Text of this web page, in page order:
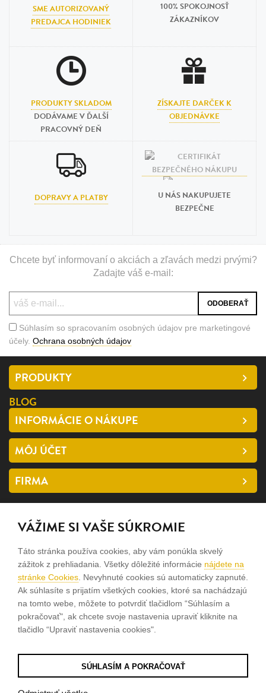
SME AUTORIZOVANÝ
PREDAJCA HODINIEK
100% SPOKOJNOSŤ
ZÁKAZNÍKOV
PRODUKTY SKLADOM
DODÁVAME V ĎALŠÍ
PRACOVNÝ DEŇ
ZÍSKAJTE DARČEK K
OBJEDNÁVKE
DOPRAVY A PLATBY
U NÁS NAKUPUJETE
BEZPEČNE
Chcete byť informovaní o akciách a zľavách medzi prvými?
Zadajte váš e-mail:
Súhlasím so spracovaním osobných údajov pre marketingové
účely. Ochrana osobných údajov
PRODUKTY
BLOG
INFORMÁCIE O NÁKUPE
MÔJ ÚČET
FIRMA
SLEDUJTE NÁS
facebook
instagram
Sme rodinná firma a zameriavame sa na predaj hodiniek a
šperkov od roku 1994.
Pozrite sa na naše ďaľšie web stránky.
VÁŽIME SI VAŠE SÚKROMIE
Táto stránka používa cookies, aby vám ponúkla skvelý
zážitok z prehliadania. Všetky dôležité informácie nájdete na
stránke Cookies . Nevyhnuté cookies sú automaticky zapnuté.
Ak súhlasíte s prijatím všetkých cookies, ktoré sa nachádzajú
na tomto webe, môžete to potvrdiť tlačidlom “Súhlasím a
pokračovať", ak chcete svoje nastavenia upraviť kliknite na
tlačidlo “Upraviť nastavenia cookies".
SÚHLASÍM A POKRAČOVAŤ